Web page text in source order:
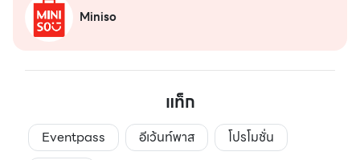
Miniso
แท็ก
Eventpass อีเว้นท์พาส
โปรโมชั่น